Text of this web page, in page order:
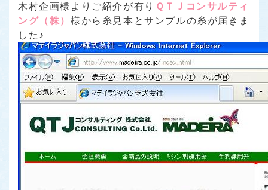
木村企画様よりご紹介が有り ＱＴＪコンサルティ
ング（株） 様から糸見本とサンプルの糸が届きま
した♪